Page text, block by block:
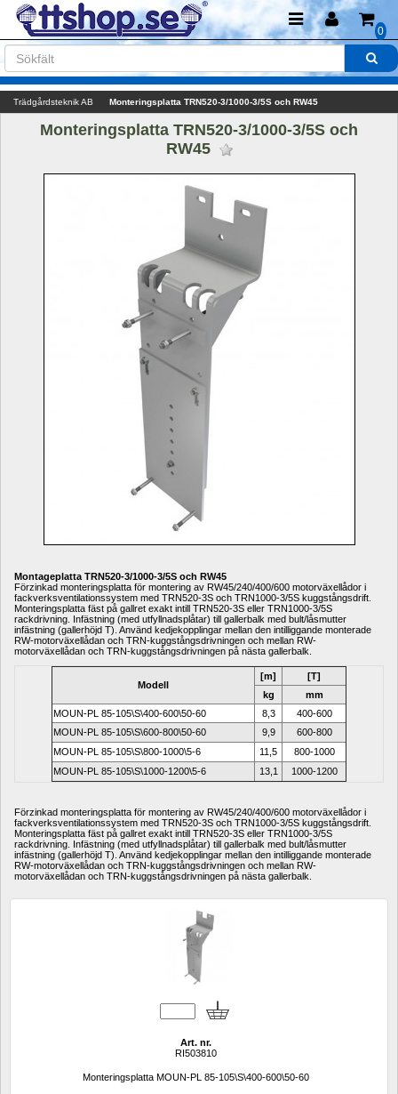
0
Trädgårdsteknik AB Monteringsplatta TRN520-3/1000-3/5S och RW45
Monteringsplatta TRN520-3/1000-3/5S och
RW45
Montageplatta TRN520-3/1000-3/5S och RW45
Förzinkad monteringsplatta för montering av RW45/240/400/600 motorväxellådor i
fackverksventilationssystem med TRN520-3S och TRN1000-3/5S kuggstångsdrift.
Monteringsplatta fäst på gallret exakt intill TRN520-3S eller TRN1000-3/5S
rackdrivning. Infästning (med utfyllnadsplåtar) till gallerbalk med bult/låsmutter
infästning (gallerhöjd T). Använd kedjekopplingar mellan den intilliggande monterade
RW-motorväxellådan och TRN-kuggstångsdrivningen och mellan RW-
motorväxellådan och TRN-kuggstångsdrivningen på nästa gallerbalk.
Modell
[m]
[T]
kg
mm
MOUN-PL 85-105\S\400-600\50-60
8,3
400-600
MOUN-PL 85-105\S\600-800\50-60
9,9
600-800
MOUN-PL 85-105\S\800-1000\5-6
11,5
800-1000
MOUN-PL 85-105\S\1000-1200\5-6
13,1 1000-1200
Förzinkad monteringsplatta för montering av RW45/240/400/600 motorväxellådor i
fackverksventilationssystem med TRN520-3S och TRN1000-3/5S kuggstångsdrift.
Monteringsplatta fäst på gallret exakt intill TRN520-3S eller TRN1000-3/5S
rackdrivning. Infästning (med utfyllnadsplåtar) till gallerbalk med bult/låsmutter
infästning (gallerhöjd T). Använd kedjekopplingar mellan den intilliggande monterade
RW-motorväxellådan och TRN-kuggstångsdrivningen och mellan RW-
motorväxellådan och TRN-kuggstångsdrivningen på nästa gallerbalk.
Art. nr.
RI503810
Monteringsplatta MOUN-PL 85-105\S\400-600\50-60